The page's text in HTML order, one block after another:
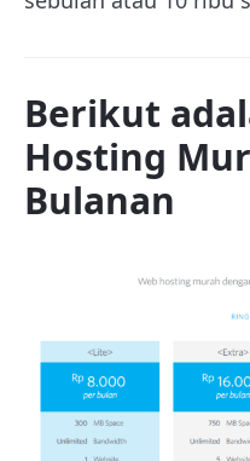
Berikut
Hosting
Bulanan